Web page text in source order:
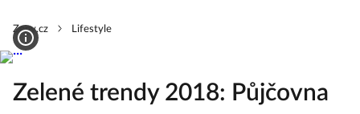
Zeny.cz Lifestyle
Zelené trendy 2018: Půjčovna